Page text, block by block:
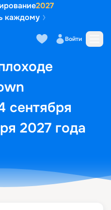
2027
каждому
Войти
сентября
2027 года
кают Маршрут и